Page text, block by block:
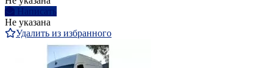
Написать
Не указана
Удалить из избранного